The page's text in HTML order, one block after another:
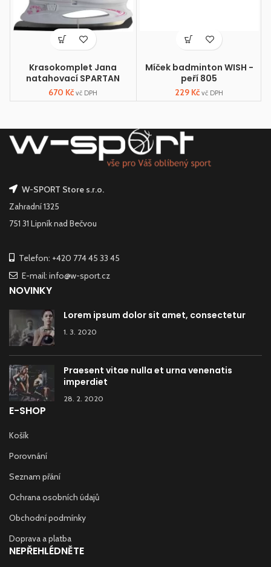
Krasokomplet Jana
natahovací SPARTAN
670 Kč vč DPH
Míček badminton WISH -
peří 805
229 Kč vč DPH
W-SPORT Store s.r.o.
Zahradní 1325
751 31 Lipník nad Bečvou
Telefon: +420 774 45 33 45
E-mail: info@w-sport.cz
NOVINKY
Lorem ipsum dolor sit amet, consectetur
1. 3. 2020
Praesent vitae nulla et urna venenatis
imperdiet
28. 2. 2020
E-SHOP
Košík
Porovnání
Seznam přání
Ochrana osobních údajů
Obchodní podmínky
Doprava a platba
NEPŘEHLÉDNĚTE